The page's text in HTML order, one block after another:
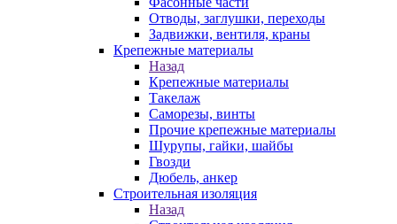
Отводы, заглушки, переходы
Задвижки, вентиля, краны
Крепежные материалы
Назад
Крепежные материалы
Такелаж
Саморезы, винты
Прочие крепежные материалы
Шурупы, гайки, шайбы
Гвозди
Дюбель, анкер
Строительная изоляция
Назад